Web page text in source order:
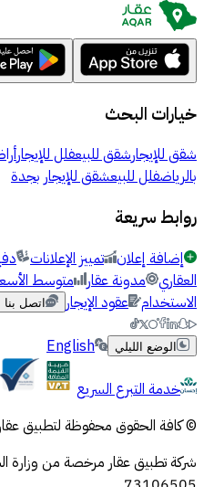
خيارات البحث
شقق للإيجارشقق للبيعفلل للإيجار
بالرياضفلل للبيعشقق للإيجار بجدة
روابط سريعة
إضافة إعلان تمييز الإعلانات
العقاري
مدونة عقار متوسط
الاستخدام عقود الإيجار اتصل بنا
الوضع الليلي
English
خدمة التبرع السريع
© كافة الحقوق محفوظة لتطبيق عقار 2026
شركة تطبيق عقار مرخصة من وزارة